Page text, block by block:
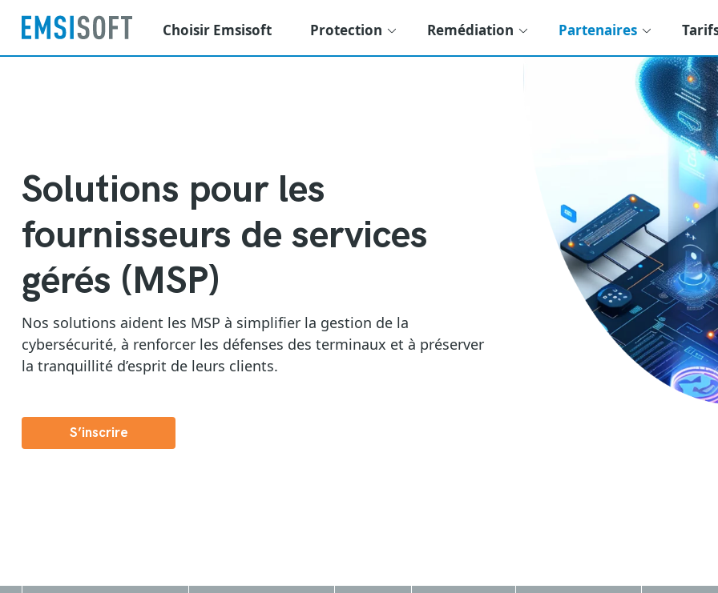
Choisir Emsisoft Protection Remédiation Partenaires
Solutions pour les
fournisseurs de services
gérés (MSP)
Nos solutions aident les MSP à simplifier la gestion de la
cybersécurité, à renforcer les défenses des terminaux et à préserver
la tranquillité d’esprit de leurs clients.
S’inscrire